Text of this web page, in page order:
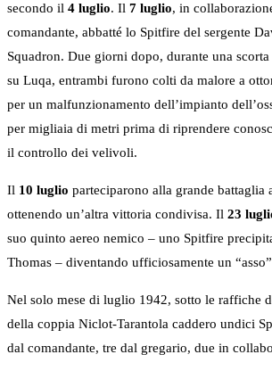
secondo il 4 luglio. Il 7 luglio, in
comandante, abbatté lo Spitfire del sergente
Squadron. Due giorni dopo, durante una
su Luqa, entrambi furono colti da malore a
per un malfunzionamento dell’impianto
per migliaia di metri prima di riprendere
il controllo dei velivoli.
Il 10 luglio parteciparono alla grande battaglia
ottenendo un’altra vittoria condivisa. Il 23
suo quinto aereo nemico – uno Spitfire
Thomas – diventando ufficiosamente un
Nel solo mese di luglio 1942, sotto le raffiche
della coppia Niclot-Tarantola caddero undici
dal comandante, tre dal gregario, due in